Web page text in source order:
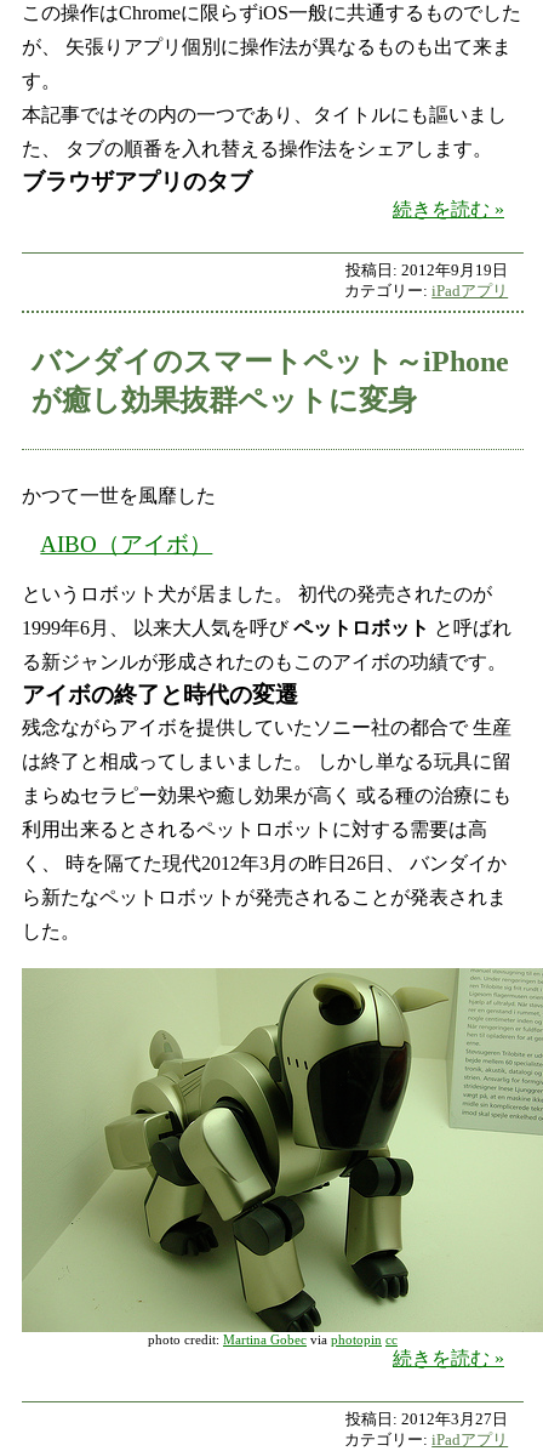
この操作はChromeに限らずiOS一般に共通するものでした
が、 矢張りアプリ個別に操作法が異なるものも出て来ま
す。
本記事ではその内の一つであり、タイトルにも謳いまし
た、 タブの順番を入れ替える操作法をシェアします。
ブラウザアプリのタブ
続きを読む iPad
投稿日:2012年9月19日
カテゴリー:iPadアプリ
バンダイのスマートペット～iPhone
が癒し効果抜群ペットに変身
かつて一世を風靡した
AIBO（アイボ）
というロボット犬が居ました。 初代の発売されたのが
1999年6月、 以来大人気を呼びペットロボット と呼ばれ
る新ジャンルが形成されたのもこのアイボの功績です。
アイボの終了と時代の変遷
残念ながらアイボを提供していたソニー社の都合で 生産
は終了と相成ってしまいました。 しかし単なる玩具に留
まらぬセラピー効果や癒し効果が高く 或る種の治療にも
利用出来るとされるペットロボットに対する需要は高
く、 時を隔てた現代2012年3月の昨日26日、 バンダイか
ら新たなペットロボットが発売されることが発表されま
した。
photo credit: Martina Gobec via photopin cc
続きを読む バン
投稿日:2012年3月27日
カテゴリー:iPadアプリ